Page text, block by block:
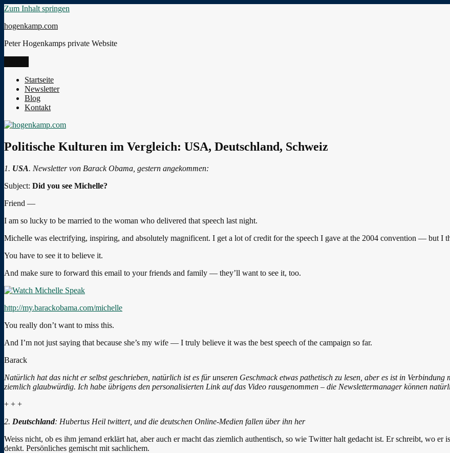
Zum Inhalt springen
hogenkamp.com
Peter Hogenkamps private Website
Startseite
Newsletter
Blog
Kontakt
Politische Kulturen im Vergleich: USA, Deutschland, Schweiz
1. USA. Newsletter von Barack Obama, gestern angekommen:
Subject: Did you see Michelle?
Friend —
I am so lucky to be married to the woman who delivered that speech last night.
Michelle was electrifying, inspiring, and absolutely magnificent. I get a lot of credit for the speech I gave at the 2004 convention — but I
You have to see it to believe it.
And make sure to forward this email to your friends and family — they’ll want to see it, too.
http://my.barackobama.com/michelle
You really don’t want to miss this.
And I’m not just saying that because she’s my wife — I truly believe it was the best speech of the campaign so far.
Barack
Natürlich hat das nicht er selbst geschrieben, natürlich ist es für unseren Geschmack etwas pathetisch zu lesen, aber es ist in
ziemlich glaubwürdig. Ich habe übrigens den personalisierten Link auf das Video rausgenommen – die Newslettermanager können
+ + +
2. Deutschland: Hubertus Heil twittert, und die deutschen Online-Medien fallen über ihn her
Weiss nicht, ob es ihm jemand erklärt hat, aber auch er macht das ziemlich authentisch, so wie Twitter halt gedacht ist. Er schreibt, wo er
denkt. Persönliches gemischt mit sachlichem.